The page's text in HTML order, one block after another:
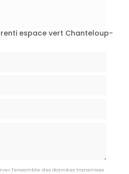
espace vert Chanteloup-
l'ensemble des données transmises